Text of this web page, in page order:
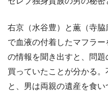
右京（水谷豊）と薫（寺
で血液の付着したマフラ
の情報を聞き出すと、問
買っていたことが分かる
と、男は両親の遺産を食